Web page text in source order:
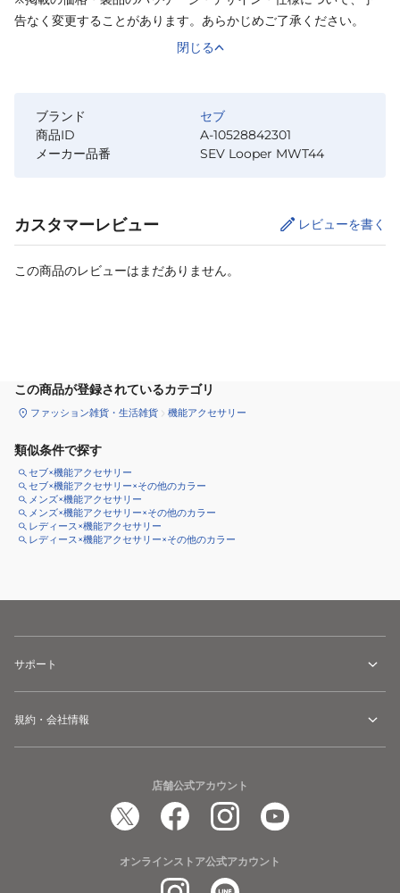
告なく変更することがあります。あらかじめご了承ください。
閉じる
ブランド
セブ
商品ID
A-10528842301
メーカー品番
SEV Looper MWT44
カスタマーレビュー レビューを書く
この商品のレビューはまだありません。
この商品が登録されているカテゴリ
ファッション雑貨・生活雑貨 機能アクセサリー
類似条件で探す
セブ×機能アクセサリー
セブ×機能アクセサリー×その他のカラー
メンズ×機能アクセサリー
メンズ×機能アクセサリー×その他のカラー
レディース×機能アクセサリー
レディース×機能アクセサリー×その他のカラー
サポート
規約・会社情報
店舗公式アカウント
オンラインストア公式アカウント